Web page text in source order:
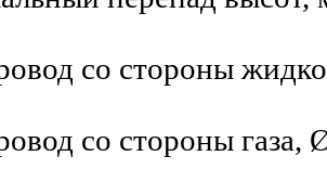
со стороны
со стороны газа,